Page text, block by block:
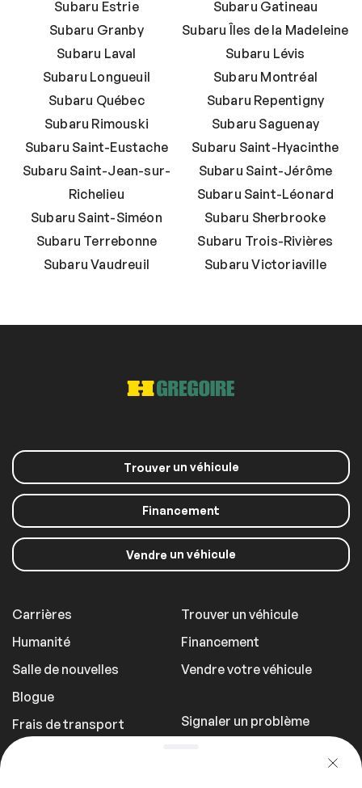
Subaru Estrie
Subaru Gatineau
Subaru Granby
Subaru Îles de la Madeleine
Subaru Laval
Subaru Lévis
Subaru Longueuil
Subaru Montréal
Subaru Québec
Subaru Repentigny
Subaru Rimouski
Subaru Saguenay
Subaru Saint-Eustache
Subaru Saint-Hyacinthe
Subaru Saint-Jean-sur-
Richelieu
Subaru Saint-Jérôme
Subaru Saint-Léonard
Subaru Saint-Siméon
Subaru Sherbrooke
Subaru Terrebonne
Subaru Trois-Rivières
Subaru Vaudreuil
Subaru Victoriaville
Trouverun véhicule
Financement
Vendre un véhicule
Carrières
Humanité
Salle de nouvelles
Blogue
Frais de transport
Trouver un véhicule
Financement
Vendre votre véhicule
Signaler un problème